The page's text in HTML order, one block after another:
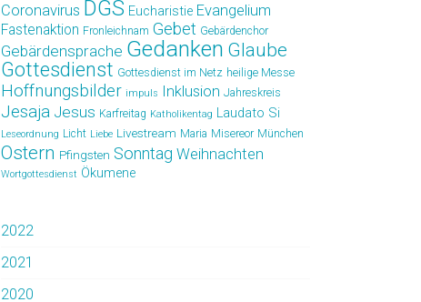
Coronavirus DGS Eucharistie Evangelium
Fastenaktion Fronleichnam Gebet Gebärdenchor
Gebärdensprache Gedanken Glaube
Gottesdienst Gottesdienst im Netz heilige Messe
Hoffnungsbilder impuls Inklusion Jahreskreis
Jesaja Jesus Karfreitag Katholikentag Laudato Si
Leseordnung Licht Liebe Livestream Maria Misereor München
Ostern Pfingsten Sonntag Weihnachten
Wortgottesdienst Ökumene
2022
2021
2020